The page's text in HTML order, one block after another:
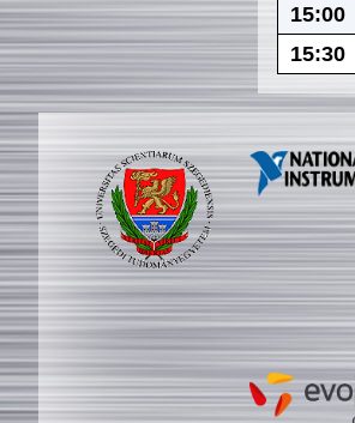
15:00
15:30